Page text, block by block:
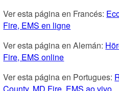
Ver esta página en Francés:
Fire, EMS en ligne
Ver esta página en Alemán:
Fire, EMS online
Ver esta página en Portugues:
County, MD Fire, EMS ao vivo